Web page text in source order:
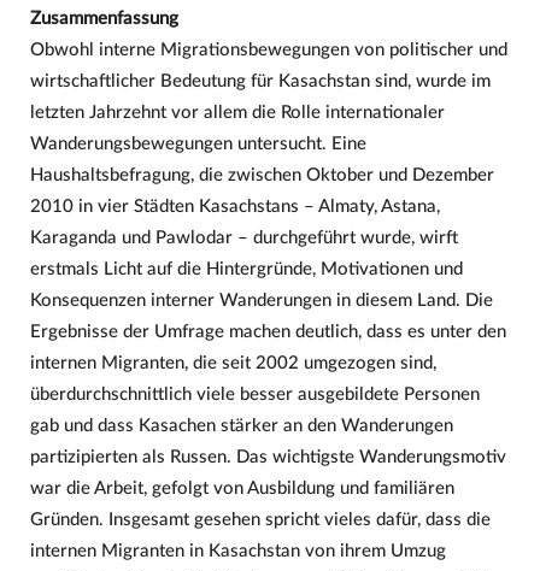
Zusammenfassung
Obwohl interne Migrationsbewegungen von politischer und
wirtschaftlicher Bedeutung für Kasachstan sind, wurde im
letzten Jahrzehnt vor allem die Rolle internationaler
Wanderungsbewegungen untersucht. Eine
Haushaltsbefragung, die zwischen Oktober und Dezember
2010 in vier Städten Kasachstans – Almaty, Astana,
Karaganda und Pawlodar – durchgeführt wurde, wirft
erstmals Licht auf die Hintergründe, Motivationen und
Konsequenzen interner Wanderungen in diesem Land. Die
Ergebnisse der Umfrage machen deutlich, dass es unter den
internen Migranten, die seit 2002 umgezogen sind,
überdurchschnittlich viele besser ausgebildete Personen
gab und dass Kasachen stärker an den Wanderungen
partizipierten als Russen. Das wichtigste Wanderungsmotiv
war die Arbeit, gefolgt von Ausbildung und familiären
Gründen. Insgesamt gesehen spricht vieles dafür, dass die
internen Migranten in Kasachstan von ihrem Umzug